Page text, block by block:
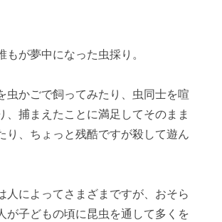
もが夢中になった虫採り。
虫かごで飼ってみたり、虫同士を喧
、捕まえたことに満足してそのまま
り、ちょっと残酷ですが殺して遊ん
人によってさまざまですが、おそら
が子どもの頃に昆虫を通して多くを